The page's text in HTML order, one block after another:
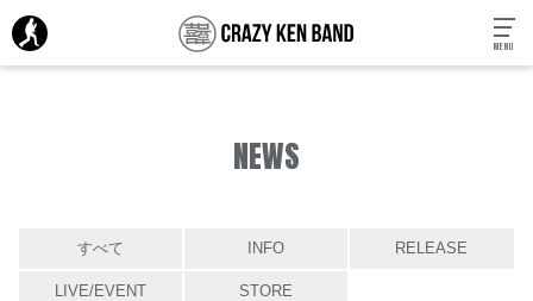
MENU
NEWS
すべて INFO RELEASE
LIVE/EVENT STORE